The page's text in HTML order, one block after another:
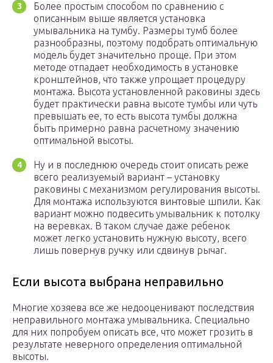
Более простым способом по сравнению с
описанным выше является установка
умывальника на тумбу. Размеры тумб более
разнообразны, поэтому подобрать оптимальную
модель будет значительно проще. При этом
методе отпадает необходимость в установке
кронштейнов, что также упрощает процедуру
монтажа. Высота установленной раковины здесь
будет практически равна высоте тумбы или чуть
превышать ее, то есть высота тумбы должна
быть примерно равна расчетному значению
оптимальной высоты.
Ну и в последнюю очередь стоит описать реже
всего реализуемый вариант – установку
раковины с механизмом регулирования высоты.
Для монтажа используются винтовые шпили. Как
вариант можно подвесить умывальник к потолку
на веревках. В таком случае даже ребенок
может легко установить нужную высоту, всего
лишь повернув ручку или сдвинув рычаг.
Если высота выбрана неправильно
Многие хозяева все же недооценивают последствия
неправильного монтажа умывальника. Специально
для них попробуем описать все, что может грозить в
результате неверного определения оптимальной
высоты.